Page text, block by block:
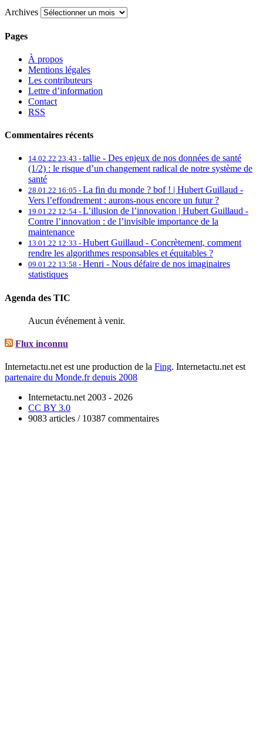
Archives
Pages
À propos
Mentions légales
Les contributeurs
Lettre d’information
Contact
RSS
Commentaires récents
14.02.22 23:43 - tallie - Des enjeux de nos données de santé
(1/2) : le risque d’un changement radical de notre système de
santé
28.01.22 16:05 - La fin du monde ? bof ! | Hubert Guillaud -
Vers l’effondrement : aurons-nous encore un futur ?
19.01.22 12:54 - L’illusion de l’innovation | Hubert Guillaud -
Contre l’innovation : de l’invisible importance de la
maintenance
13.01.22 12:33 - Hubert Guillaud - Concrètement, comment
rendre les algorithmes responsables et équitables ?
09.01.22 13:58 - Henri - Nous défaire de nos imaginaires
statistiques
Agenda des TIC
Aucun événement à venir.
Flux inconnu
Internetactu.net est une production de la Fing. Internetactu.net est
partenaire du Monde.fr depuis 2008
Internetactu.net 2003 - 2026
CC BY 3.0
9083 articles / 10387 commentaires